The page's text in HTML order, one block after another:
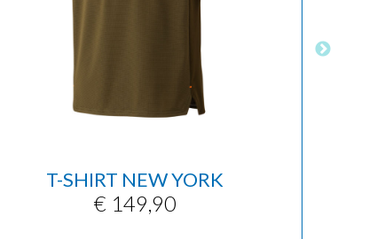
T-SHIRT NEW YORK
€ 149,90